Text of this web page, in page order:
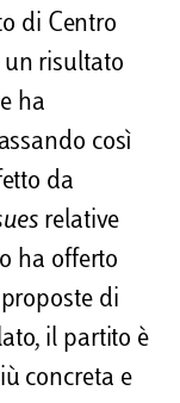
di Centro
un risultato
ha
così
da
relative
ha offerto
di
il partito è
concreta e